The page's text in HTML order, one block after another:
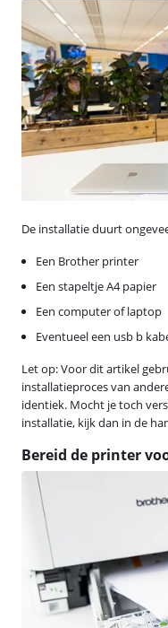
De installatie duurt
Een Brother printer
Een stapeltje A4 papier
Een computer of laptop
Eventueel een usb b
Let op: Voor dit artikel
installatieproces van
identiek. Mocht je toch
installatie, kijk dan in de
Bereid de printer